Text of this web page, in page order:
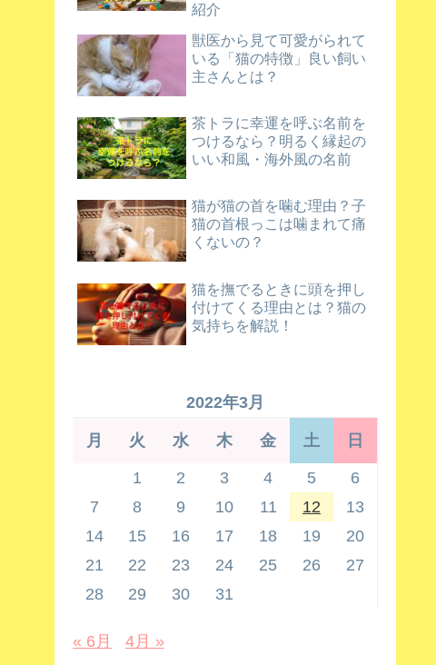
紹介
獣医から見て可愛がられて
いる「猫の特徴」良い飼い
主さんとは？
茶トラに幸運を呼ぶ名前を
つけるなら？明るく縁起の
いい和風・海外風の名前
猫が猫の首を噛む理由？子
猫の首根っこは噛まれて痛
くないの？
猫を撫でるときに頭を押し
付けてくる理由とは？猫の
気持ちを解説！
2022年3月
月 火 水 木 金 土 日
1 2 3 4 5
6
7
8 9 10 11 12
13
14
15 16 17 18 19
20
21
22 23 24 25 26
27
28
29 30 31
« 6月 4月 »